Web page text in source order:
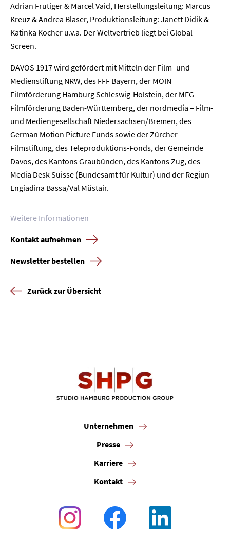
Adrian Frutiger & Marcel Vaid, Herstellungsleitung: Marcus
Kreuz & Andrea Blaser, Produktionsleitung: Janett Didik &
Katinka Kocher u.v.a. Der Weltvertrieb liegt bei Global
Screen.
DAVOS 1917 wird gefördert mit Mitteln der Film- und
Medienstiftung NRW, des FFF Bayern, der MOIN
Filmförderung Hamburg Schleswig-Holstein, der MFG-
Filmförderung Baden-Württemberg, der nordmedia – Film-
und Mediengesellschaft Niedersachsen/Bremen, des
German Motion Picture Funds sowie der Zürcher
Filmstiftung, des Teleproduktions-Fonds, der Gemeinde
Davos, des Kantons Graubünden, des Kantons Zug, des
Media Desk Suisse (Bundesamt für Kultur) und der Regiun
Engiadina Bassa/Val Müstair.
Weitere Informationen
Kontakt aufnehmen
Newsletter bestellen
Zurück zur Übersicht
Unternehmen
Presse
Karriere
Kontakt
Kontakt
Newsletter Datenschutz Impressum